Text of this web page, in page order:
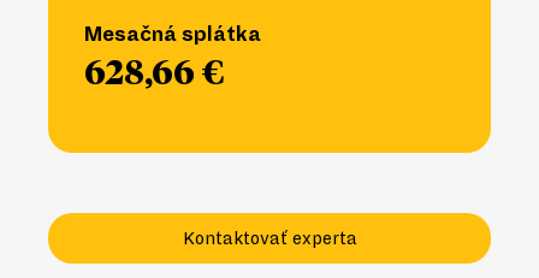
Mesačná splátka
628,66 €
Kontaktovať experta